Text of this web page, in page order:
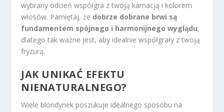
wybrany odcień współgra z twoją karnacją i kolorem
włosów. Pamiętaj, że dobrze dobrane brwi są
fundamentem spójnego i harmonijnego wyglądu,
dlatego tak ważne jest, aby idealnie współgrały z twoją
fryzurą.
JAK UNIKAĆ EFEKTU
NIENATURALNEGO?
Wiele blondynek poszukuje idealnego sposobu na